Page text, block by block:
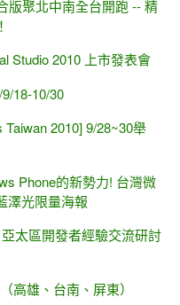
版聚北中南全台開跑 -- 精
Studio 2010 上市發表會
18-10/30
2010] 9/28~30舉
Phone的新勢力! 台灣微
澤光限量海報
太區開發者經驗交流研討
高雄、台南、屏東）